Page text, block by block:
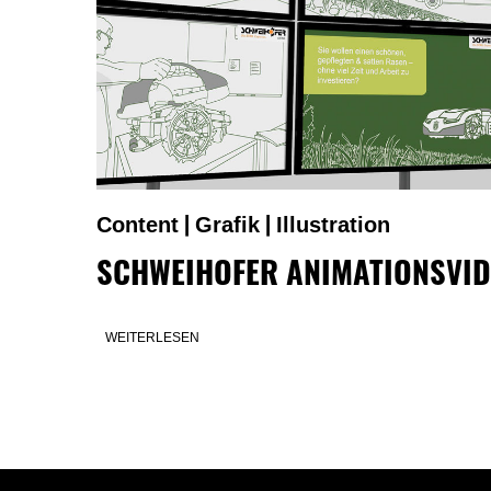
Content| Grafik| Illustration
SCHWEIHOFER
WEITERLESEN